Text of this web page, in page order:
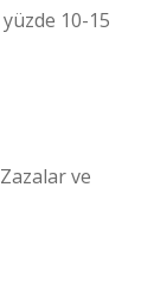
10-15
ve